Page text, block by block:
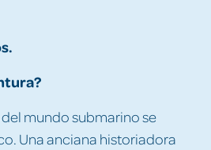
mundo submarino se
Una anciana historiadora